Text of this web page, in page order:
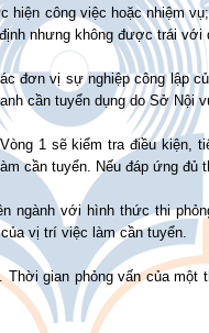
công việc hoặc nhiệm
nhưng không được trái với
đơn vị sự nghiệp công lập
cần tuyển dụng do Sở Nội
1 sẽ kiểm tra điều kiện,
cần tuyển. Nếu đáp ứng
ngành với hình thức thi
vị trí việc làm cần tuyển.
gian phỏng vấn của một